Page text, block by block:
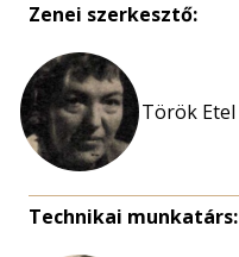
Zenei szerkesztő:
Török Etel
Technikai munkatárs: